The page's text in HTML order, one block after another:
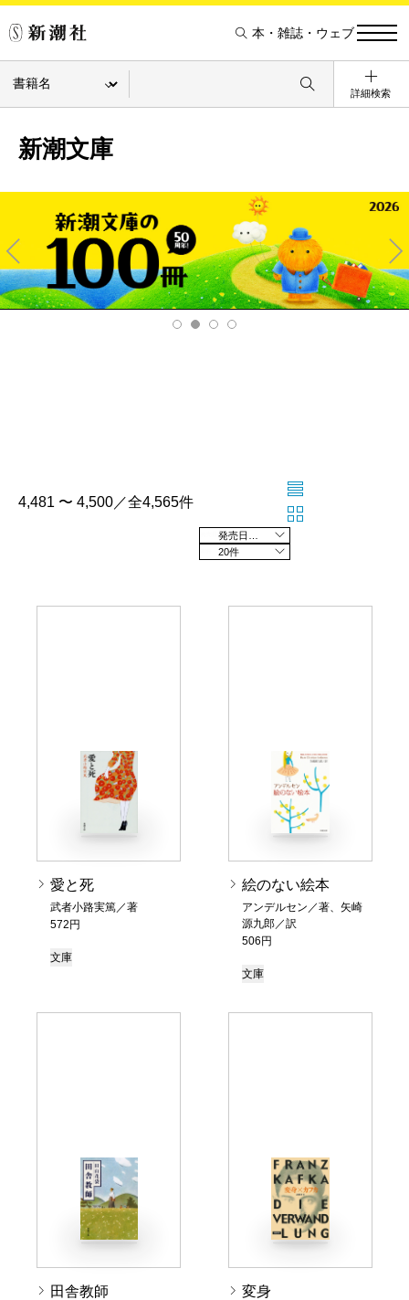
本・雑誌・ウェブ
詳細検索
新潮文庫
Pre
v
Ne
xt
4,481 〜 4,500／全4,565件
20件
愛と死
武者小路実篤／著
572円
文庫
絵のない絵本
アンデルセン／著、矢崎
源九郎／訳
506円
文庫
田舎教師 変身